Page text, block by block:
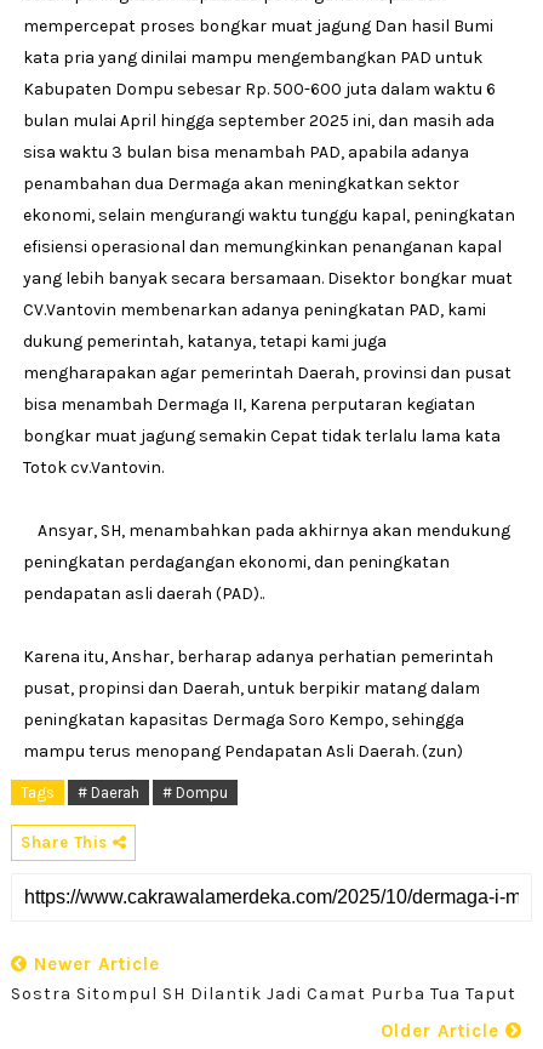
mempercepat proses bongkar muat jagung Dan hasil Bumi
kata pria yang dinilai mampu mengembangkan PAD untuk
Kabupaten Dompu sebesar Rp. 500-600 juta dalam waktu 6
bulan mulai April hingga september 2025 ini, dan masih ada
sisa waktu 3 bulan bisa menambah PAD, apabila adanya
penambahan dua Dermaga akan meningkatkan sektor
ekonomi, selain mengurangi waktu tunggu kapal, peningkatan
efisiensi operasional dan memungkinkan penanganan kapal
yang lebih banyak secara bersamaan. Disektor bongkar muat
CV.Vantovin membenarkan adanya peningkatan PAD, kami
dukung pemerintah, katanya, tetapi kami juga
mengharapakan agar pemerintah Daerah, provinsi dan pusat
bisa menambah Dermaga II, Karena perputaran kegiatan
bongkar muat jagung semakin Cepat tidak terlalu lama kata
Totok cv.Vantovin.
Ansyar, SH, menambahkan pada akhirnya akan mendukung
peningkatan perdagangan ekonomi, dan peningkatan
pendapatan asli daerah (PAD)..
Karena itu, Anshar, berharap adanya perhatian pemerintah
pusat, propinsi dan Daerah, untuk berpikir matang dalam
peningkatan kapasitas Dermaga Soro Kempo, sehingga
mampu terus menopang Pendapatan Asli Daerah. (zun)
Tags # Daerah # Dompu
Share This
Newer Article
Sostra Sitompul SH Dilantik Jadi Camat Purba Tua Taput
Older Article